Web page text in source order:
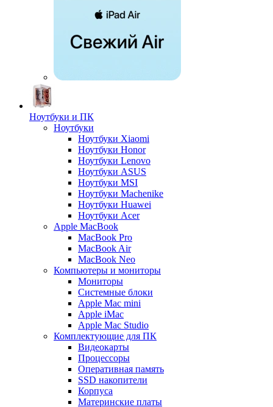
Ноутбуки и ПК
Ноутбуки
Ноутбуки Xiaomi
Ноутбуки Honor
Ноутбуки Lenovo
Ноутбуки ASUS
Ноутбуки MSI
Ноутбуки Machenike
Ноутбуки Huawei
Ноутбуки Acer
Apple MacBook
MacBook Pro
MacBook Air
MacBook Neo
Компьютеры и мониторы
Мониторы
Системные блоки
Apple Mac mini
Apple iMac
Apple Mac Studio
Комплектующие для ПК
Видеокарты
Процессоры
Оперативная память
SSD накопители
Корпуса
Материнские платы